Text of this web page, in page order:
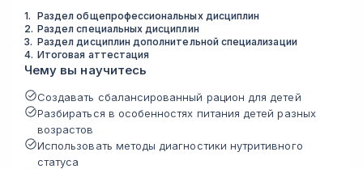
1. Раздел общепрофессиональных дисциплин
2. Раздел специальных дисциплин
3. Раздел дисциплин дополнительной специализации
4. Итоговая аттестация
Чему вы научитесь
Создавать сбалансированный рацион для детей
Разбираться в особенностях питания детей разных
возрастов
Использовать методы диагностики нутритивного
статуса